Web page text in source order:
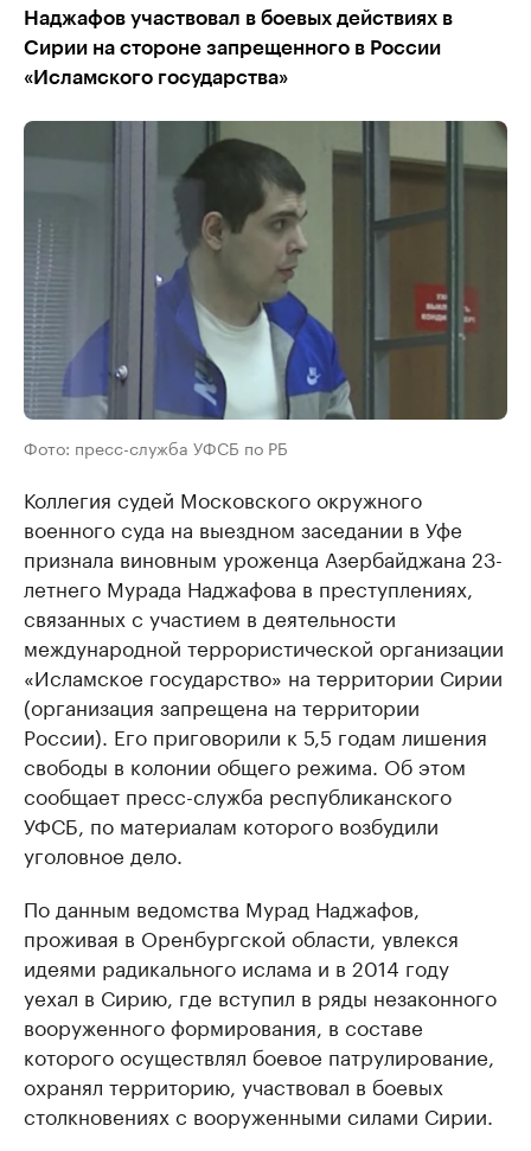
Наджафов участвовал в боевых действиях в
Сирии на стороне запрещенного в России
«Исламского государства»
Фото: пресс-служба УФСБ по РБ
Коллегия судей Московского окружного
военного суда на выездном заседании в Уфе
признала виновным уроженца Азербайджана 23-
летнего Мурада Наджафова в преступлениях,
связанных с участием в деятельности
международной террористической организации
«Исламское государство» на территории Сирии
(организация запрещена на территории
России). Его приговорили к 5,5 годам лишения
свободы в колонии общего режима. Об этом
сообщает пресс-служба республиканского
УФСБ, по материалам которого возбудили
уголовное дело.
По данным ведомства Мурад Наджафов,
проживая в Оренбургской области, увлекся
идеями радикального ислама и в 2014 году
уехал в Сирию, где вступил в ряды незаконного
вооруженного формирования, в составе
которого осуществлял боевое патрулирование,
охранял территорию, участвовал в боевых
столкновениях с вооруженными силами Сирии.